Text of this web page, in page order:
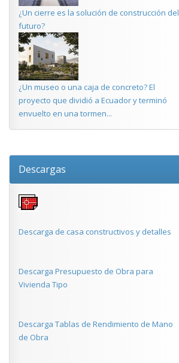
¿Un cierre es la solución de construcción del
futuro?
¿Un museo o una caja de concreto? El
proyecto que dividió a Ecuador y terminó
envuelto en una tormen...
Descargas
Descarga de casa constructivos y detalles
Descarga Presupuesto de Obra para
Vivienda Tipo
Descarga Tablas de Rendimiento de Mano
de Obra